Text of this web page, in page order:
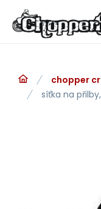
chopper
síťka na